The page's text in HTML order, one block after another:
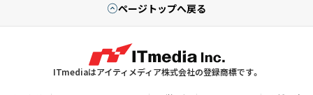
ページトップへ戻る
ITmediaはアイティメディア株式会社の登録商標です。